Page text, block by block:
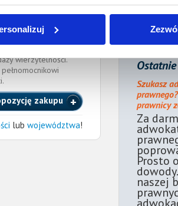
wierzytelności.
zakupu
lub województwa!
Szukasz
prawnicy
Za
Prosto
naszej